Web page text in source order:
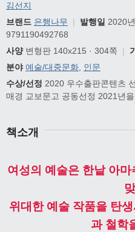
김선지
브랜드 은행나무 | 발행일 2020
9791190492768
사양변형판 140x215 · 304쪽 |
분야 예술/대중문화, 인문
수상/선정 2020 우수출판콘텐츠
매경 교보문고 공동선정 2021년
책소개
여성의 예술은 한낱 아마
위대한 예술 작품을 탄
과 철학